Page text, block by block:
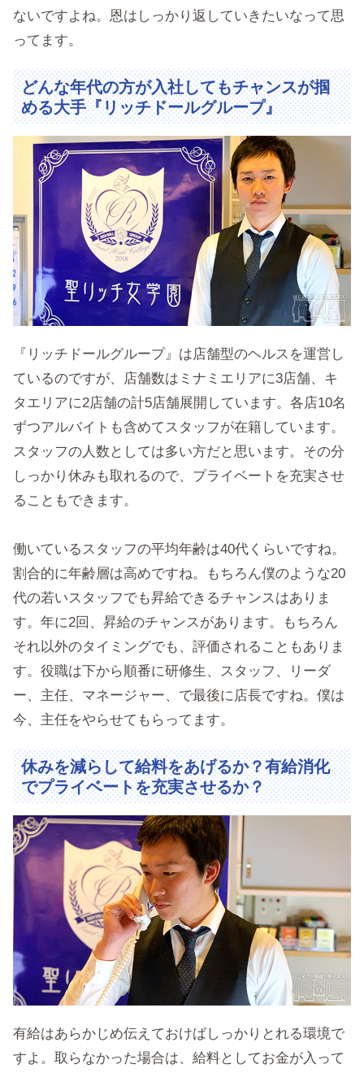
ないですよね。恩はしっかり返していきたいなって思
ってます。
どんな年代の方が入社してもチャンスが掴
める大手『リッチドールグループ』
『リッチドールグループ』は店舗型のヘルスを運営し
ているのですが、店舗数はミナミエリアに3店舗、キ
タエリアに2店舗の計5店舗展開しています。各店10名
ずつアルバイトも含めてスタッフが在籍しています。
スタッフの人数としては多い方だと思います。その分
しっかり休みも取れるので、プライベートを充実させ
ることもできます。
働いているスタッフの平均年齢は40代くらいですね。
割合的に年齢層は高めですね。もちろん僕のような20
代の若いスタッフでも昇給できるチャンスはありま
す。年に2回、昇給のチャンスがあります。もちろん
それ以外のタイミングでも、評価されることもありま
す。役職は下から順番に研修生、スタッフ、リーダ
ー、主任、マネージャー、で最後に店長ですね。僕は
今、主任をやらせてもらってます。
休みを減らして給料をあげるか？有給消化
でプライベートを充実させるか？
有給はあらかじめ伝えておけばしっかりとれる環境で
すよ。取らなかった場合は、給料としてお金が入って